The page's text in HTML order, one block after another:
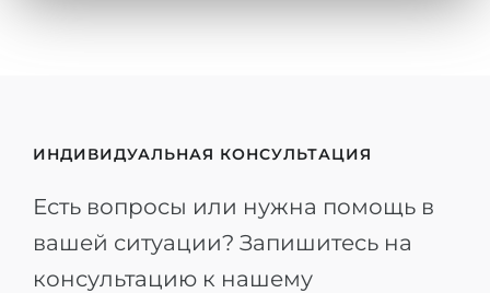
ИНДИВИДУАЛЬНАЯ КОНСУЛЬТАЦИЯ
Есть вопросы или нужна помощь в
вашей ситуации? Запишитесь на
консультацию к нашему